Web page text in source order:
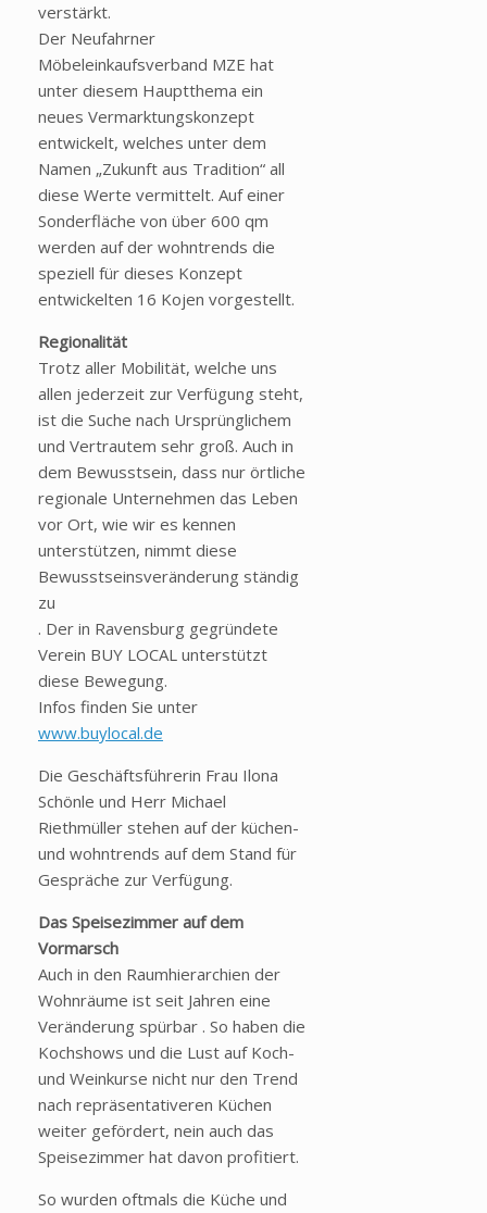
verstärkt.
Der Neufahrner
Möbeleinkaufsverband MZE hat
unter diesem Hauptthema ein
neues Vermarktungskonzept
entwickelt, welches unter dem
Namen „Zukunft aus Tradition“ all
diese Werte vermittelt. Auf einer
Sonderfläche von über 600 qm
werden auf der wohntrends die
speziell für dieses Konzept
entwickelten 16 Kojen vorgestellt.
Regionalität
Trotz aller Mobilität, welche uns
allen jederzeit zur Verfügung steht,
ist die Suche nach Ursprünglichem
und Vertrautem sehr groß. Auch in
dem Bewusstsein, dass nur örtliche
regionale Unternehmen das Leben
vor Ort, wie wir es kennen
unterstützen, nimmt diese
Bewusstseinsveränderung ständig
zu
. Der in Ravensburg gegründete
Verein BUY LOCAL unterstützt
diese Bewegung.
Infos finden Sie unter
www.buylocal.de
Die Geschäftsführerin Frau Ilona
Schönle und Herr Michael
Riethmüller stehen auf der küchen-
und wohntrends auf dem Stand für
Gespräche zur Verfügung.
Das Speisezimmer auf dem
Vormarsch
Auch in den Raumhierarchien der
Wohnräume ist seit Jahren eine
Veränderung spürbar . So haben die
Kochshows und die Lust auf Koch-
und Weinkurse nicht nur den Trend
nach repräsentativeren Küchen
weiter gefördert, nein auch das
Speisezimmer hat davon profitiert.
So wurden oftmals die Küche und